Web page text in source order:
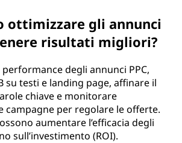
ottimizzare gli annunci
risultati migliori?
degli annunci PPC,
su testi e landing page, affinare il
chiave e monitorare
campagne per regolare le offerte.
aumentare l’efficacia degli
sull’investimento (ROI).